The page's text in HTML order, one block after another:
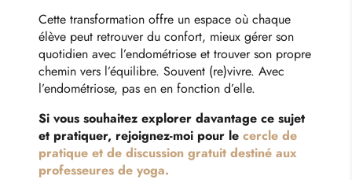
Cette transformation offre un espace où chaque
élève peut retrouver du confort, mieux gérer son
quotidien avec l’endométriose et trouver son propre
chemin vers l’équilibre. Souvent (re)vivre. Avec
l’endométriose, pas en en fonction d’elle.
Si vous souhaitez explorer davantage ce sujet
et pratiquer, rejoignez-moi pour le cercle de
pratique et de discussion gratuit destiné aux
professeures de yoga.